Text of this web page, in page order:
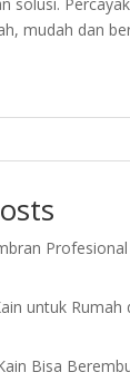
mudah dan
untuk Rumah
Bisa